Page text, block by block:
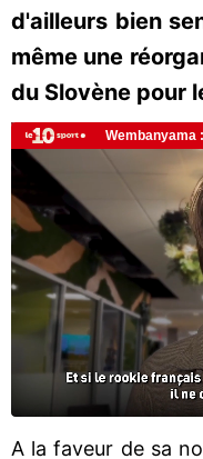
d'ailleurs bien
même une
du Slovène pour
A la faveur de sa